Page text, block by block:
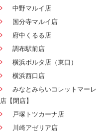
中野マルイ店
国分寺マルイ店
府中くるる店
調布駅前店
横浜ポルタ店（東口）
横浜西口店
みなとみらいコレットマーレ
店【閉店】
戸塚トツカーナ店
川崎アゼリア店